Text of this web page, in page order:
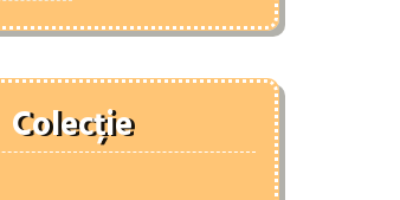
Colecție